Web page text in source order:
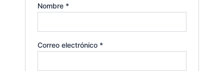
Nombre *
Correo electrónico *